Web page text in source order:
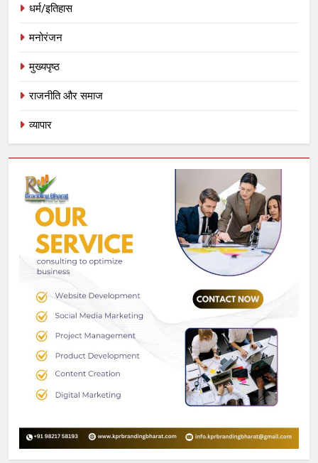
धर्म/इतिहास
मनोरंजन
मुख्यपृष्ठ
राजनीति और समाज
व्यापार